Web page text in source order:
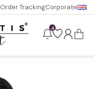
Order TrackingCorporate
4